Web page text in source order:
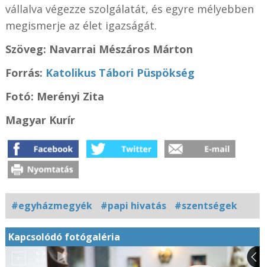
vállalva végezze szolgálatát, és egyre mélyebben
megismerje az élet igazságát.
Szöveg: Navarrai Mészáros Márton
Forrás: Katolikus Tábori Püspökség
Fotó: Merényi Zita
Magyar Kurír
#egyházmegyék #papi hivatás #szentségek
Kapcsolódó fotógaléria